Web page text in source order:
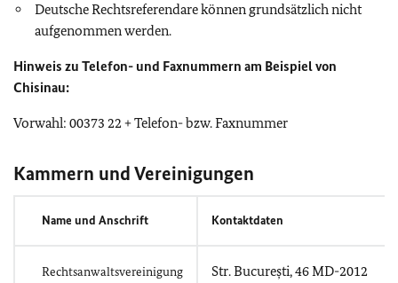
Deutsche Rechtsreferendare können grundsätzlich nicht
aufgenommen werden.
Hinweis zu Telefon- und Faxnummern am Beispiel von
Chisinau:
Vorwahl: 00373 22 + Telefon- bzw. Faxnummer
Kammern und Vereinigungen
Name und Anschrift Kontaktdaten
Rechtsanwaltsvereinigung
Str. București, 46 MD-2012